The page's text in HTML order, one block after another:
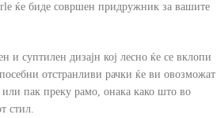
ќе биде совршен придружник за вашите
и суптилен дизајн кој лесно ќе се вклопи
отстранливи рачки ќе ви овозможат
или пак преку рамо, онака како што во
стил.